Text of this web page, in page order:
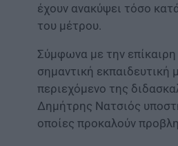
έχουν ανακύψει τόσο
του μέτρου.
Σύμφωνα με την
σημαντική εκπαιδευτική
περιεχόμενο της
Δημήτρης Νατσιός
οποίες προκαλούν